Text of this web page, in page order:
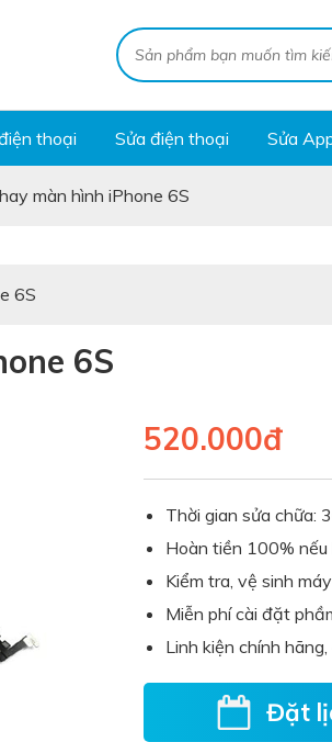
thoại Sửa điện thoại Sửa
màn hình iPhone 6S
6S
6S
520.000đ
Thời gian sửa chữa:
Hoàn tiền 100%
Kiểm tra, vệ sinh
Miễn phí cài đặt
Linh kiện chính
Đặt